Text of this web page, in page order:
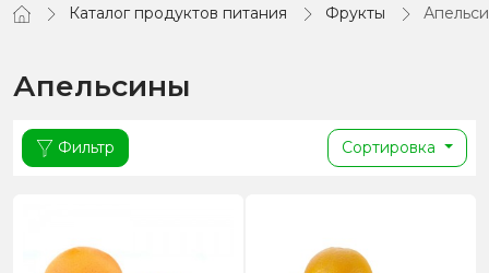
Каталог продуктов питания Фрукты
Апельсины
Фильтр Сортировка